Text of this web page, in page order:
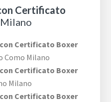
Certificato
Certificato Boxer
Como Milano
Certificato Boxer
Milano
Certificato Boxer